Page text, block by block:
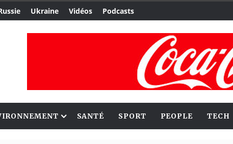
Ukraine Vidéos Podcasts
SANTÉ SPORT PEOPLE TECH